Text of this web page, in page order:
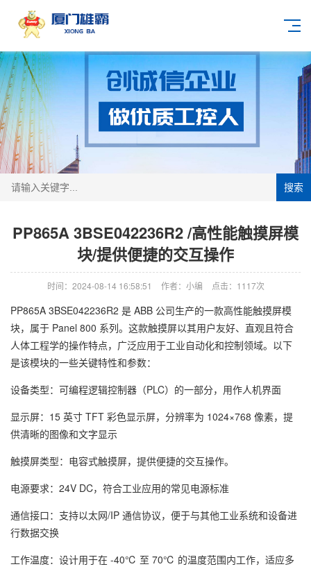
搜索
PP865A 3BSE042236R2 /高性能触摸屏模
块/提供便捷的交互操作
时间：2024-08-14 16:58:51 作者：小编 点击： 1117次
PP865A 3BSE042236R2 是 ABB 公司生产的一款高性能触摸屏模
块，属于 Panel 800 系列。这款触摸屏以其用户友好、直观且符合
人体工程学的操作特点，广泛应用于工业自动化和控制领域。以下
是该模块的一些关键特性和参数：
设备类型：可编程逻辑控制器（PLC）的一部分，用作人机界面
显示屏：15 英寸 TFT 彩色显示屏，分辨率为 1024×768 像素，提
供清晰的图像和文字显示
触摸屏类型：电容式触摸屏，提供便捷的交互操作。
电源要求：24V DC，符合工业应用的常见电源标准
通信接口：支持以太网/IP 通信协议，便于与其他工业系统和设备进
行数据交换
工作温度：设计用于在 -40℃ 至 70℃ 的温度范围内工作，适应多